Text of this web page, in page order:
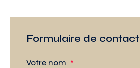
Formulaire de contact
Votre nom *